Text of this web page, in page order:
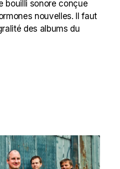
bouilli sonore conçue
nouvelles. Il faut
des albums du